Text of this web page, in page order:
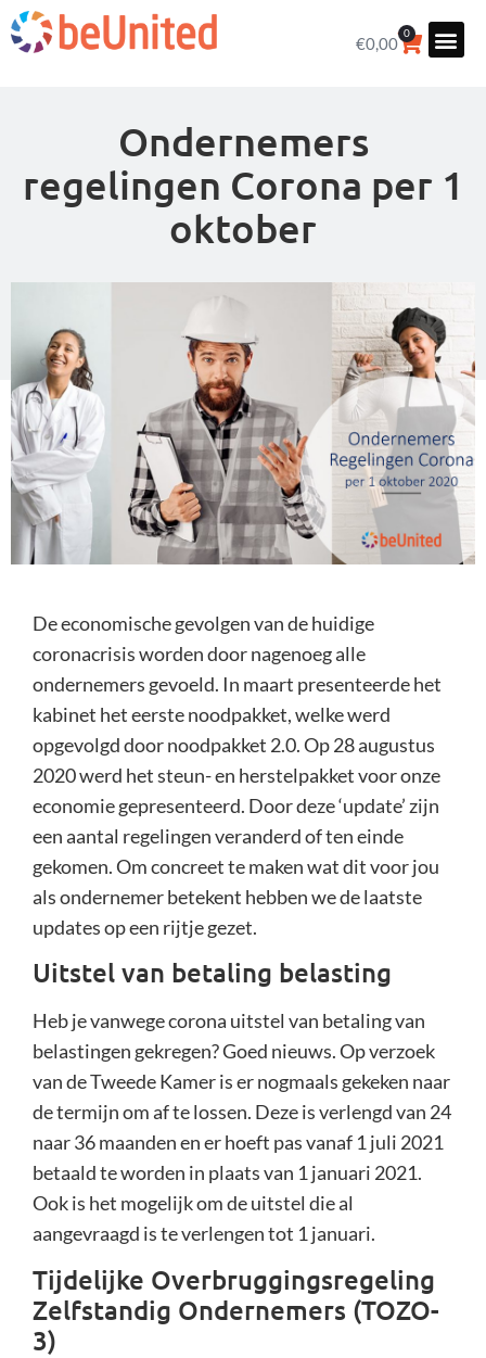
€0,00
0
Ondernemers
regelingen Corona per 1
oktober
De economische gevolgen van de huidige
coronacrisis worden door nagenoeg alle
ondernemers gevoeld. In maart presenteerde het
kabinet het eerste noodpakket, welke werd
opgevolgd door noodpakket 2.0. Op 28 augustus
2020 werd het steun- en herstelpakket voor onze
economie gepresenteerd. Door deze ‘update’ zijn
een aantal regelingen veranderd of ten einde
gekomen. Om concreet te maken wat dit voor jou
als ondernemer betekent hebben we de laatste
updates op een rijtje gezet.
Uitstel van betaling belasting
Heb je vanwege corona uitstel van betaling van
belastingen gekregen? Goed nieuws. Op verzoek
van de Tweede Kamer is er nogmaals gekeken naar
de termijn om af te lossen. Deze is verlengd van 24
naar 36 maanden en er hoeft pas vanaf 1 juli 2021
betaald te worden in plaats van 1 januari 2021.
Ook is het mogelijk om de uitstel die al
aangevraagd is te verlengen tot 1 januari.
Tijdelijke Overbruggingsregeling
Zelfstandig Ondernemers (TOZO-
3)